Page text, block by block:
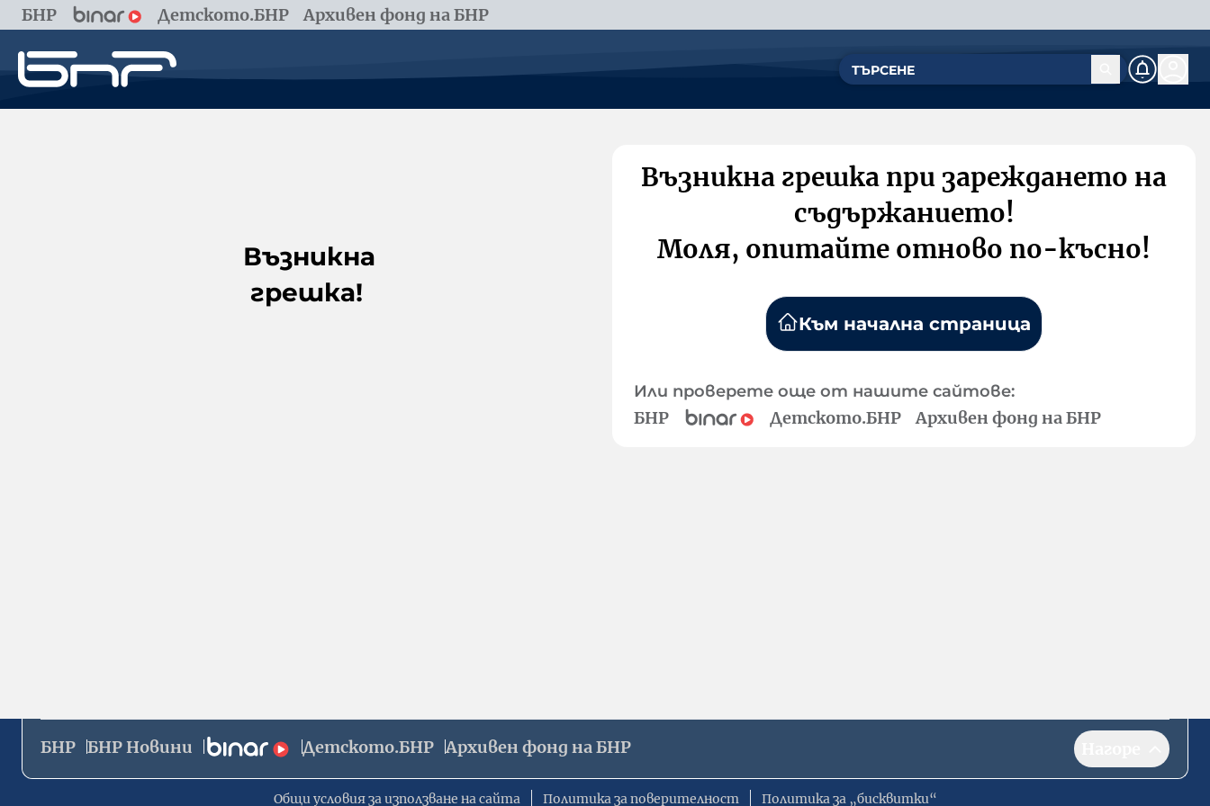
БНР Детското.БНР Архивен фонд на БНР
Възникна
грешка!
Възникна грешка при зареждането на
съдържанието!
Моля, опитайте отново по-късно!
Към начална страница
Или проверете още от нашите сайтове:
БНР Детското.БНР Архивен фонд на БНР
БНР БНР Новини Детското.БНР Архивен фонд на БНР
Общи условия за използване на сайта Политика за поверителност Политика за „бисквитки“